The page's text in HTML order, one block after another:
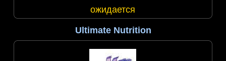
ожидается
Ultimate Nutrition